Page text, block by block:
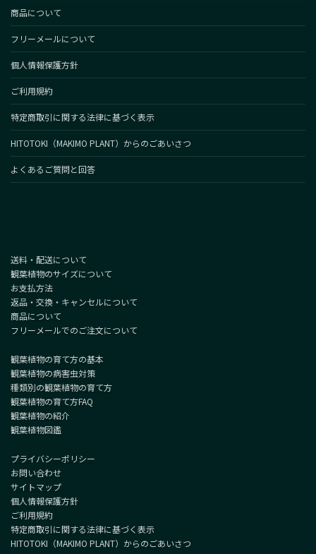
商品について
フリーメールについて
個人情報保護方針
ご利用規約
特定商取引に関する法律に基づく表示
HITOTOKI（MAKIMO PLANT）からのごあいさつ
よくあるご質問と回答
送料・配送について
観葉植物のサイズについて
お支払方法
返品・交換・キャンセルについて
商品について
フリーメールでのご注文について
観葉植物の育て方の基本
観葉植物の病害虫対策
種類別の観葉植物の育て方
観葉植物の育て方FAQ
観葉植物の紹介
観葉植物図鑑
プライバシーポリシー
お問い合わせ
サイトマップ
個人情報保護方針
ご利用規約
特定商取引に関する法律に基づく表示
HITOTOKI（MAKIMO PLANT）からのごあいさつ